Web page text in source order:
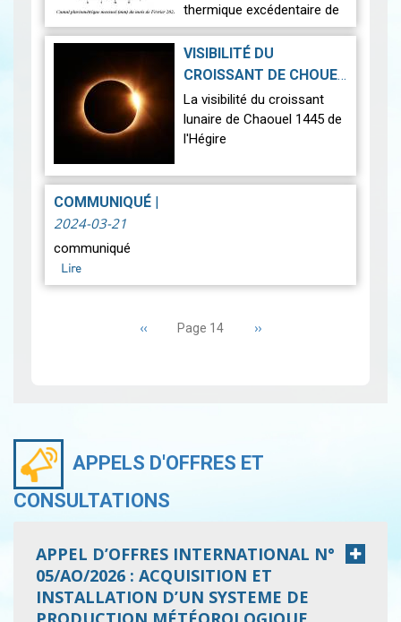
thermique excédentaire de
+2.1°C par rapport à la
normale (1991-2020).
La pluviométrie en
VISIBILITÉ DU
CROISSANT DE CHOUEL
1445 DE L'HÉGIRE|
2024-04-08
La visibilité du croissant
lunaire de Chaouel 1445 de
l'Hégire
La Conjonction :
COMMUNIQUÉ
2024-03-21
communiqué
Lire
Page
précédente
‹‹ Page 14 Page
››
APPELS D'OFFRES ET
CONSULTATIONS
APPEL D’OFFRES INTERNATIONAL N°
05/AO/2026 : ACQUISITION ET
INSTALLATION D’UN SYSTEME DE